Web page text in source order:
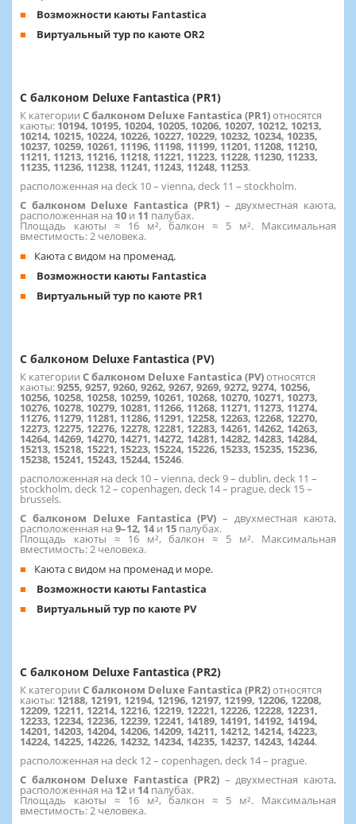
Возможности каюты Fantastica
Виртуальный тур по каюте OR2
С балконом Deluxe Fantastica (PR1)
К категории С балконом Deluxe Fantastica (PR1)относятся
каюты: 10194, 10195, 10204, 10205, 10206, 10207, 10212, 10213,
10214, 10215, 10224, 10226, 10227, 10229, 10232, 10234, 10235,
10237, 10259, 10261, 11196, 11198, 11199, 11201, 11208, 11210,
11211, 11213, 11216, 11218, 11221, 11223, 11228, 11230, 11233,
11235, 11236, 11238, 11241, 11243, 11248, 11253.
расположенная на deck 10 – vienna, deck 11 – stockholm.
С балконом Deluxe Fantastica (PR1)– двухместная каюта,
расположенная на 10 и 11 палубах.
Площадь каюты ≈ 16 м², балкон ≈ 5 м². Максимальная
вместимость: 2 человека.
Каюта с видом на променад.
Возможности каюты Fantastica
Виртуальный тур по каюте PR1
С балконом Deluxe Fantastica (PV)
К категории С балконом Deluxe Fantastica (PV)относятся
каюты:9255, 9257, 9260, 9262, 9267, 9269, 9272, 9274, 10256,
10256, 10258, 10258, 10259, 10261, 10268, 10270, 10271, 10273,
10276, 10278, 10279, 10281, 11266, 11268, 11271, 11273, 11274,
11276, 11279, 11281, 11286, 11291, 12258, 12263, 12268, 12270,
12273, 12275, 12276, 12278, 12281, 12283, 14261, 14262, 14263,
14264, 14269, 14270, 14271, 14272, 14281, 14282, 14283, 14284,
15213, 15218, 15221, 15223, 15224, 15226, 15233, 15235, 15236,
15238, 15241, 15243, 15244, 15246.
расположенная на deck 10 – vienna, deck 9 – dublin, deck 11 –
stockholm, deck 12 – copenhagen, deck 14 – prague, deck 15 –
brussels.
С балконом Deluxe Fantastica (PV) – двухместная каюта,
расположенная на 9–12, 14и 15 палубах.
Площадь каюты ≈ 16 м², балкон ≈ 5 м². Максимальная
вместимость: 2 человека.
Каюта с видом на променад и море.
Возможности каюты Fantastica
Виртуальный тур по каюте PV
С балконом Deluxe Fantastica (PR2)
К категории С балконом Deluxe Fantastica (PR2)относятся
каюты: 12188, 12191, 12194, 12196, 12197, 12199, 12206, 12208,
12209, 12211, 12214, 12216, 12219, 12221, 12226, 12228, 12231,
12233, 12234, 12236, 12239, 12241, 14189, 14191, 14192, 14194,
14201, 14203, 14204, 14206, 14209, 14211, 14212, 14214, 14223,
14224, 14225, 14226, 14232, 14234, 14235, 14237, 14243, 14244.
расположенная на deck 12 – copenhagen, deck 14 – prague.
С балконом Deluxe Fantastica (PR2)– двухместная каюта,
расположенная на 12 и 14палубах.
Площадь каюты ≈ 16 м², балкон ≈ 5 м². Максимальная
вместимость: 2 человека.